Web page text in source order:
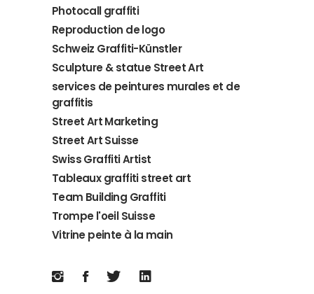
Photocall graffiti
Reproduction de logo
Schweiz Graffiti-Künstler
Sculpture & statue Street Art
services de peintures murales et de
graffitis
Street Art Marketing
Street Art Suisse
Swiss Graffiti Artist
Tableaux graffiti street art
Team Building Graffiti
Trompe l'oeil Suisse
Vitrine peinte à la main